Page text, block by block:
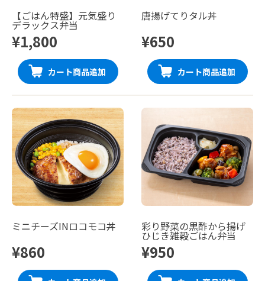
【ごはん特盛】元気盛り
デラックス弁当
¥1,800
カート商品追加
唐揚げてりタル丼
¥650
カート商品追加
ミニチーズINロコモコ丼
¥860
彩り野菜の黒酢から揚げ
ひじき雑穀ごはん弁当
¥950